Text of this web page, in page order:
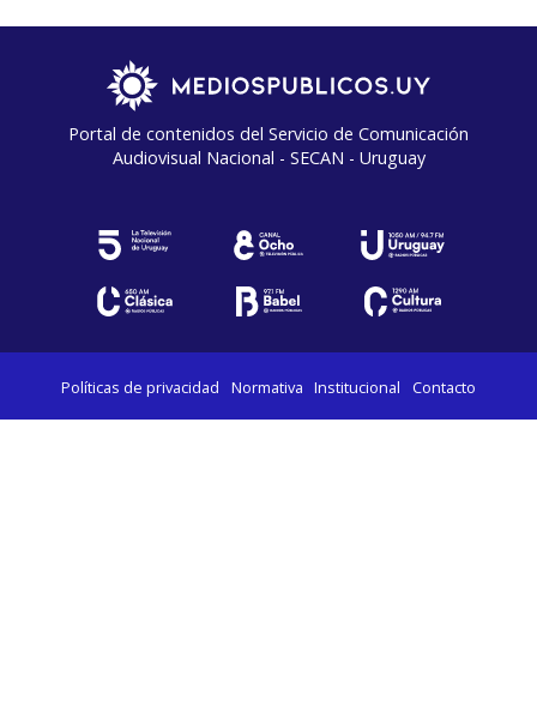
Portal de contenidos del Servicio de Comunicación
Audiovisual Nacional - SECAN - Uruguay
Políticas de privacidad Normativa Institucional Contacto